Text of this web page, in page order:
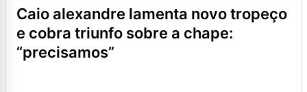
caio alexandre lamenta novo tropeço
e cobra triunfo sobre a chape:
“precisamos”